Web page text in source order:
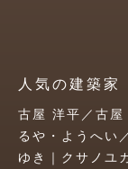
人気の建築家
古屋 洋平／古屋
るや・ようへい
ゆき｜クサノユ